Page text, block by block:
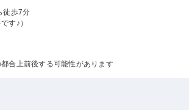
徒歩7分
す♪）
合上前後する可能性があります